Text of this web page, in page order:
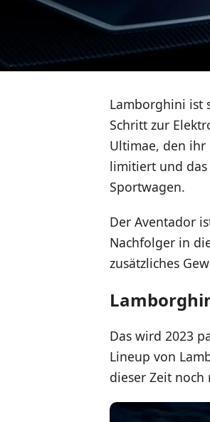
Lamborghini ist
Schritt zur
Ultimae, den ihr
limitiert und
Sportwagen.
Der Aventador
Nachfolger in
zusätzliches
Das wird 2023
Lineup von
dieser Zeit noch